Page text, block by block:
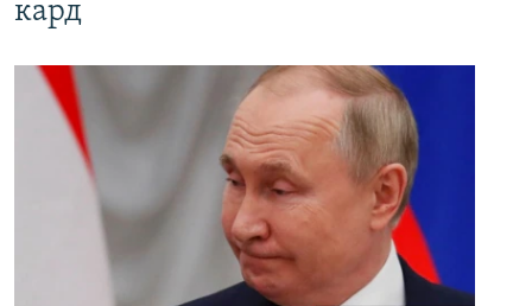
кард